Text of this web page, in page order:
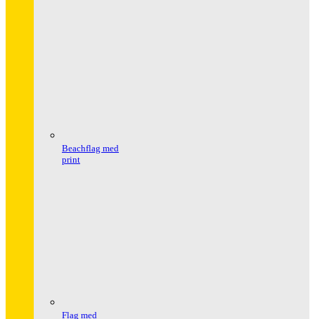
Beachflag med
print
Flag med